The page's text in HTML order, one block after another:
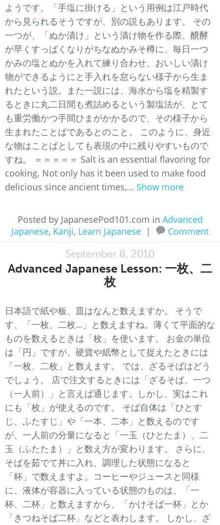
ようです。「手塩に掛ける」という用例は江戸時代
から見られるそうですが、別の説もあります。 その
一つが、「ぬか漬け」という漬け物を作る際、醗酵
が早くすっぱくなりがちなぬかみそ樽に、毎日一つ
かみの塩とぬかを入れて練り合わせ、おいしい漬け
物ができるようにと手入れを怠らない様子から生ま
れたという説。また一説には、海水から塩を精製す
るときに丸二日間も煮詰めるという製塩法が、とて
も重労働かつ手間ひまがかかるので、その様子から
生まれたことばであるとのこと。 このように、身近
な物はことばとしても表現の中に残りやすいもので
すね。 ＝＝＝＝＝ Salt is an essential flavoring for
cooking. Not only has it been used to make food
delicious since ancient times,... Show more
Posted by JapanesePod101.com in Advanced
Japanese, Kanji, Learn Japanese | Comment
September 8, 2010
Advanced Japanese Lesson: 一枚、二
枚
日本語で紙や板、皿はなんと数えますか。 そうで
す、「一枚、二枚…」と数えますね。薄くて平面的な
ものを数えるときは「枚」を使います。 お金の単位
は「円」ですが、硬貨や紙幣として捉えたときには
「一枚、二枚」と数えます。 では、ざるそばはどう
でしょう。 店で注文するときには「ざるそば、一つ
（一人前）」と言えば通じます。しかし、実はこれ
にも「枚」が使えるのです。 そば自体は「ひとす
じ、ふたすじ」や「一本、二本」と数えるのです
が、一人前の分量になると「一玉（ひとたま）、二
玉（ふたたま）」と数え方が変わります。 さらに、
そばを茹でて丼に入れ、調理した状態になると
「杯」で数えますよ。コーヒーやジュースと同様
に、液体が容器に入っている状態のものは、「一
杯、二杯」と数えますから、「かけそば一杯」とか
「きつねそば二杯」などと表わします。 しかし、ざ